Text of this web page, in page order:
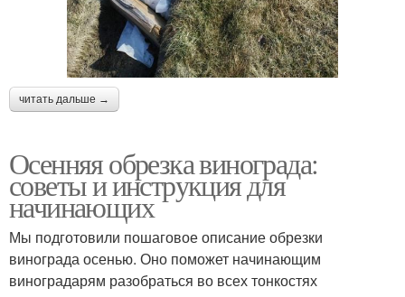
читать дальше →
Осенняя обрезка винограда:
советы и инструкция для
начинающих
Мы подготовили пошаговое описание обрезки
винограда осенью. Оно поможет начинающим
виноградарям разобраться во всех тонкостях